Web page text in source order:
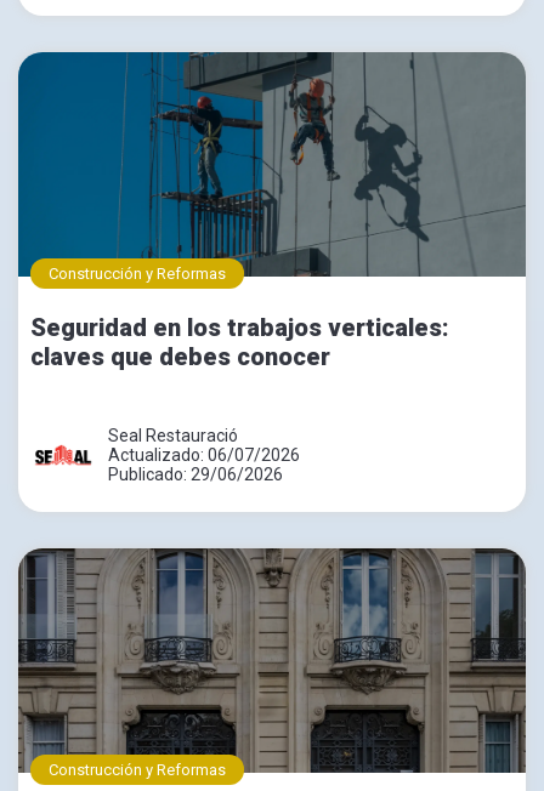
Construcción y Reformas
Seguridad en los trabajos verticales:
claves que debes conocer
Seal Restauració
Actualizado: 06/07/2026
Publicado: 29/06/2026
Construcción y Reformas